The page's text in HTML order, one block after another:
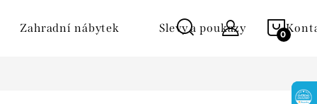
Zahradní nábytek Slevy a poukazy